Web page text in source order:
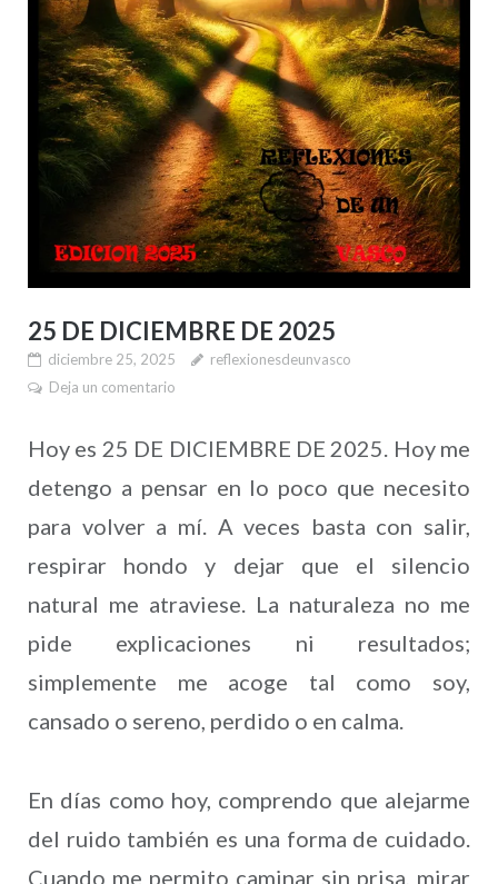
25 DE DICIEMBRE DE 2025
diciembre 25, 2025
reflexionesdeunvasco
Deja un comentario
Hoy es 25 DE DICIEMBRE DE 2025. Hoy me
detengo a pensar en lo poco que necesito
para volver a mí. A veces basta con salir,
respirar hondo y dejar que el silencio
natural me atraviese. La naturaleza no me
pide explicaciones ni resultados;
simplemente me acoge tal como soy,
cansado o sereno, perdido o en calma.
En días como hoy, comprendo que alejarme
del ruido también es una forma de cuidado.
Cuando me permito caminar sin prisa, mirar